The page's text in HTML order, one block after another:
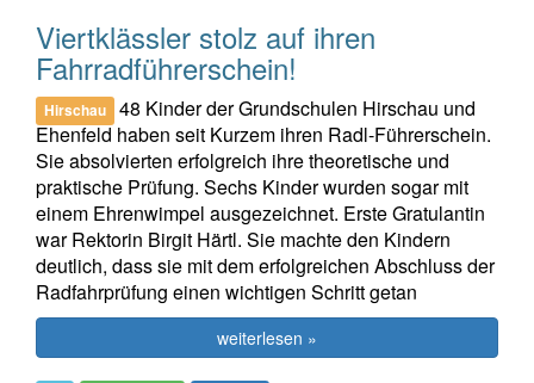
Viertklässler stolz auf ihren
Fahrradführerschein!
Hirschau
48 Kinder der Grundschulen Hirschau und
Ehenfeld haben seit Kurzem ihren Radl-Führerschein.
Sie absolvierten erfolgreich ihre theoretische und
praktische Prüfung. Sechs Kinder wurden sogar mit
einem Ehrenwimpel ausgezeichnet. Erste Gratulantin
war Rektorin Birgit Härtl. Sie machte den Kindern
deutlich, dass sie mit dem erfolgreichen Abschluss der
Radfahrprüfung einen wichtigen Schritt getan
weiterlesen »